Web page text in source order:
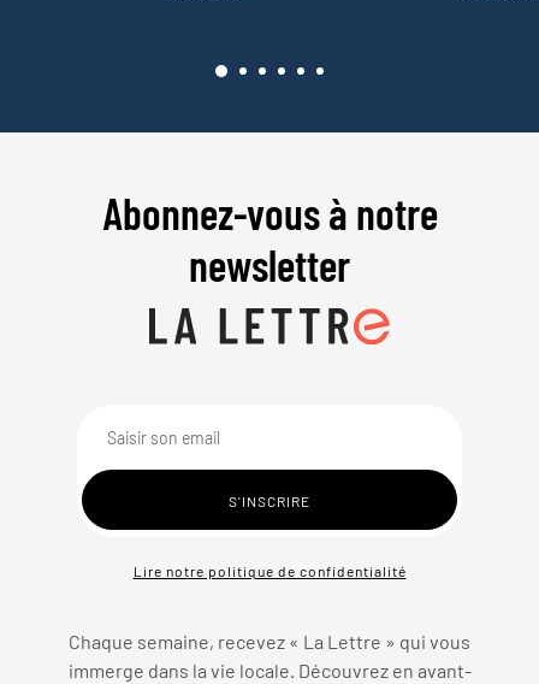
Abonnez-vous à notre
newsletter
Lire notre politique de confidentialité
Chaque semaine, recevez « La Lettre » qui vous
immerge dans la vie locale. Découvrez en avant-